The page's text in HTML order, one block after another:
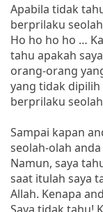
Apabila tidak
berprilaku
Ho ho ho ho …
tahu apakah
orang-orang
yang tidak
berprilaku
Sampai kapan
seolah-olah
Namun, saya
saat itulah saya
Allah. Kenapa
Saya tidak tahu!